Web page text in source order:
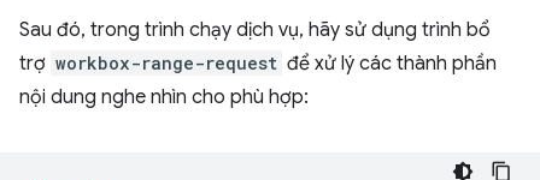
Sau đó, trong trình chạy dịch vụ, hãy sử dụng trình bổ
trợ workbox-range-request để xử lý các thành phần
nội dung nghe nhìn cho phù hợp: